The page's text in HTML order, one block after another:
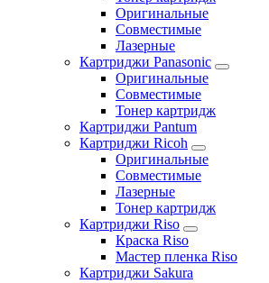
Оригинальные
Совместимые
Лазерные
Картриджи Panasonic
Оригинальные
Совместимые
Тонер картридж
Картриджи Pantum
Картриджи Ricoh
Оригинальные
Совместимые
Лазерные
Тонер картридж
Картриджи Riso
Краска Riso
Мастер пленка Riso
Картриджи Sakura